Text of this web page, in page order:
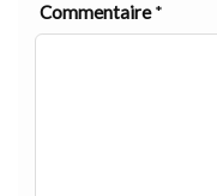
Commentaire*